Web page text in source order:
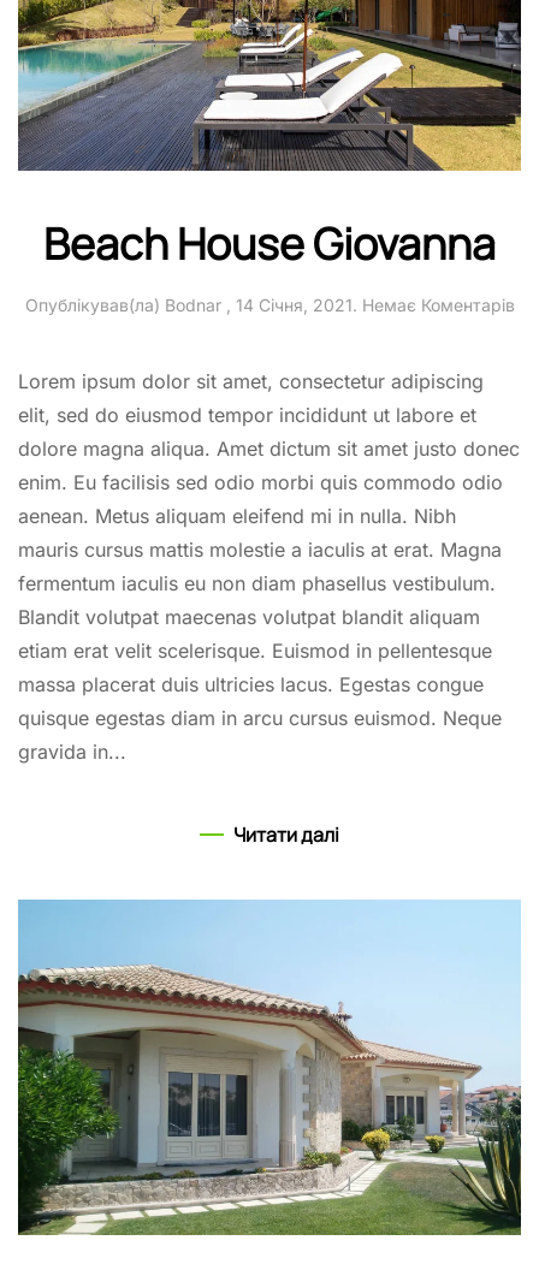
Beach House Giovanna
Опублікував(ла) Bodnar, 14 Січня, 2021. Немає Коментарівдо
Lorem ipsum dolor sit amet, consectetur adipiscing
elit, sed do eiusmod tempor incididunt ut labore et
dolore magna aliqua. Amet dictum sit amet justo donec
enim. Eu facilisis sed odio morbi quis commodo odio
aenean. Metus aliquam eleifend mi in nulla. Nibh
mauris cursus mattis molestie a iaculis at erat. Magna
fermentum iaculis eu non diam phasellus vestibulum.
Blandit volutpat maecenas volutpat blandit aliquam
etiam erat velit scelerisque. Euismod in pellentesque
massa placerat duis ultricies lacus. Egestas congue
quisque egestas diam in arcu cursus euismod. Neque
gravida in...
Читати далі